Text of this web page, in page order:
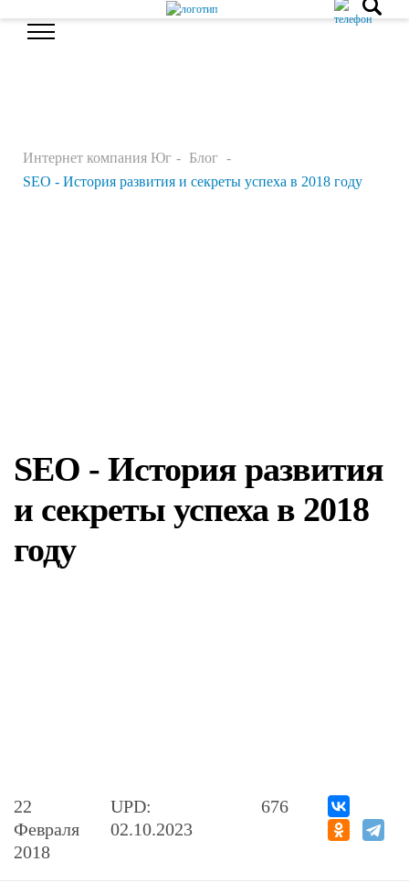
Интернет компания Юг
Блог
SEO - История развития и секреты успеха в 2018 году
SEO - История развития
и секреты успеха в 2018
году
22
Февраля
2018
UPD:
02.10.2023
676